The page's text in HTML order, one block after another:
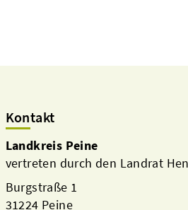
Kontakt
Landkreis Peine
vertreten durch den Landrat
Burgstraße 1
31224 Peine